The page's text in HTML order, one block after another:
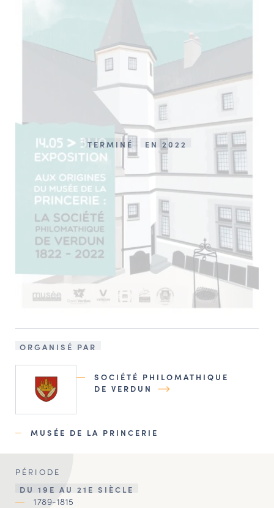
TERMINÉ EN 2022
ORGANISÉ PAR
SOCIÉTÉ PHILOMATHIQUE
DE VERDUN
MUSÉE DE LA PRINCERIE
PÉRIODE
DU 19E AU 21E SIÈCLE
1789-1815